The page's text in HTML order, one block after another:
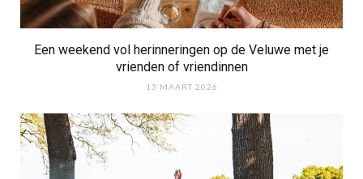
Een weekend vol herinneringen op de Veluwe met je
vrienden of vriendinnen
13 MAART 2026